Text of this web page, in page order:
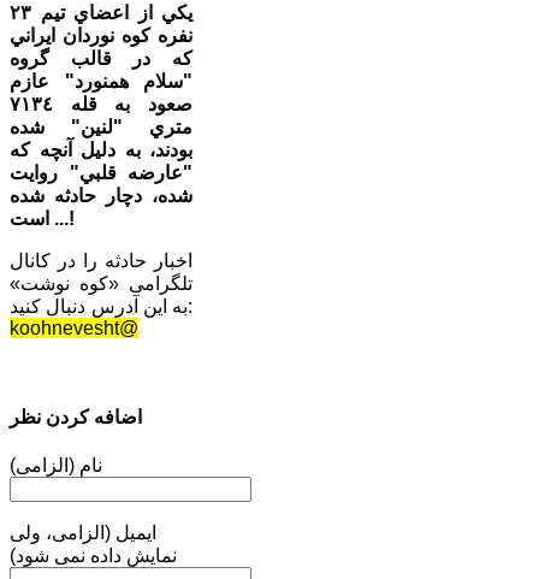
يكي از اعضاي تيم ٢٣
نفره كوه نوردان ايراني
كه در قالب گروه
"سلام همنورد" عازم
صعود به قله ٧١٣٤
متري "لنين" شده
بودند، به دليل آنچه كه
"عارضه قلبي" روايت
شده، دچار حادثه شده
است ...!
اخبار حادثه را در کانال
تلگرامی «کوه نوشت»
به این آدرس دنبال کنید:
koohnevesht@
اضافه کردن نظر
نام (الزامی)
ایمیل (الزامی، ولی
نمایش داده نمی شود)